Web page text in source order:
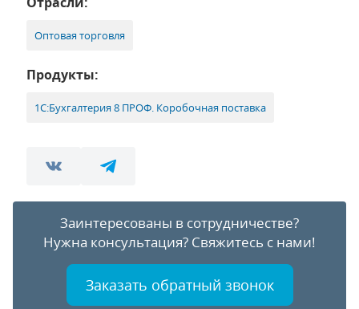
Оптовая торговля
Продукты:
1С:Бухгалтерия 8 ПРОФ. Коробочная поставка
Заинтересованы в сотрудничестве?
Нужна консультация? Свяжитесь с нами!
Заказать обратный звонок